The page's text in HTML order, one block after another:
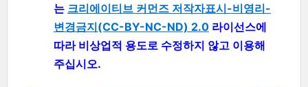
는 크리에이티브 커먼즈 저작자표시-비영리-
변경금지(CC-BY-NC-ND) 2.0 라이선스에
따라 비상업적 용도로 수정하지 않고 이용해
주십시오.